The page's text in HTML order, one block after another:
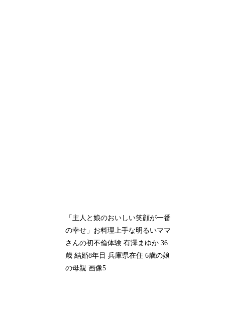
「主人と娘のおいしい笑顔が一番
の幸せ」お料理上手な明るいママ
さんの初不倫体験 有澤まゆか 36
歳 結婚8年目 兵庫県在住 6歳の娘
の母親 画像5